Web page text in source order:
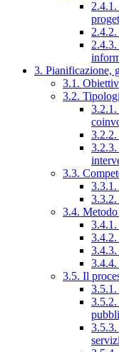
3. Pianificazione,
3.1.
3.2.
3.2.3.
3.3.
3.4.
3.4.2.
3.4.4.
3.5. Il
3.5.1.
3.5.2.
3.5.3.